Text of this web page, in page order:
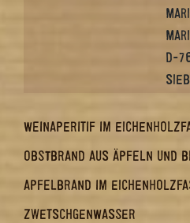
D-
WEINAPERITIF IM
OBSTBRAND AUS ÄPFELN UND
APFELBRAND IM
ZWETSCHGENWASSER